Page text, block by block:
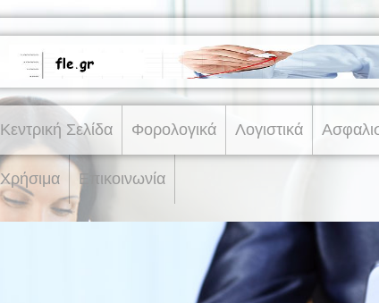
Κεντρική Σελίδα Φορολογικά Λογιστικά
Χρήσιμα Επικοινωνία